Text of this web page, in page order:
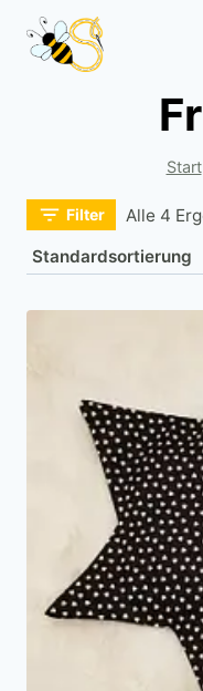
Inhalt
springen
Start
Filter Alle 4